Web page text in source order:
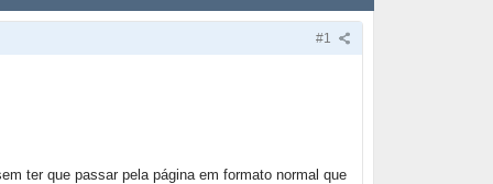
#1
ter que passar pela página em formato normal que